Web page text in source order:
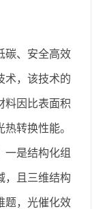
碳、安全高效
术，该技术的
料因比表面积
转换性能。
一是结构化组
，且三维结构
题，光催化效